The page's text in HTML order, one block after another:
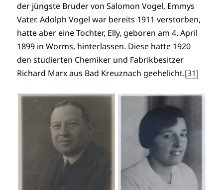
der jüngste Bruder von Salomon Vogel, Emmys
Vater. Adolph Vogel war bereits 1911 verstorben,
hatte aber eine Tochter, Elly, geboren am 4. April
1899 in Worms, hinterlassen. Diese hatte 1920
den studierten Chemiker und Fabrikbesitzer
Richard Marx aus Bad Kreuznach geehelicht.[31]